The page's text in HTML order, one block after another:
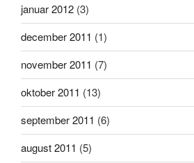
januar 2012 (3)
december 2011 (1)
november 2011 (7)
oktober 2011 (13)
september 2011 (6)
august 2011 (5)